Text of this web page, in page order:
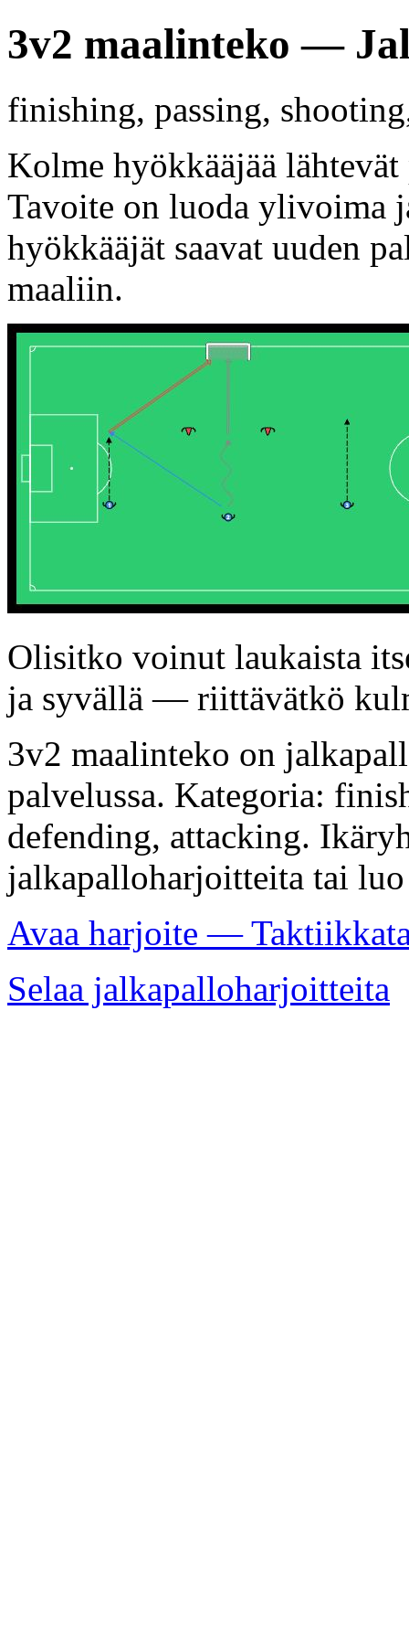
3v2 maalinteko —
finishing, passing,
Kolme hyökkääjää
Tavoite on luoda ylivoima
hyökkääjät saavat uuden
maaliin.
Olisitko voinut laukaista
ja syvällä — riittävätkö
3v2 maalinteko on
palvelussa. Kategoria:
defending, attacking.
jalkapalloharjoitteita tai
Avaa harjoite —
Selaa jalkapalloharjoitteita